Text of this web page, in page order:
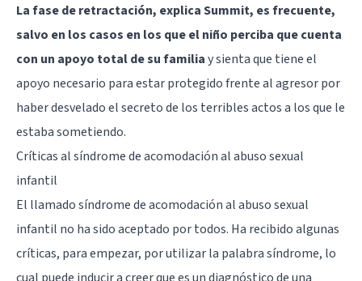
La fase de retractación, explica Summit, es frecuente,
salvo en los casos en los que el niño perciba que cuenta
con un apoyo total de su familiay sienta que tiene el
apoyo necesario para estar protegido frente al agresor por
haber desvelado el secreto de los terribles actos a los que le
estaba sometiendo.
Críticas al síndrome de acomodación al abuso sexual
infantil
El llamado síndrome de acomodación al abuso sexual
infantil no ha sido aceptado por todos. Ha recibido algunas
críticas, para empezar, por utilizar la palabra síndrome, lo